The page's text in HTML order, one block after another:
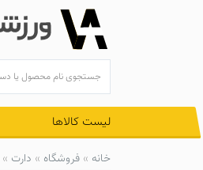
لیست کالاها
خانه » فروشگاه » دارت »